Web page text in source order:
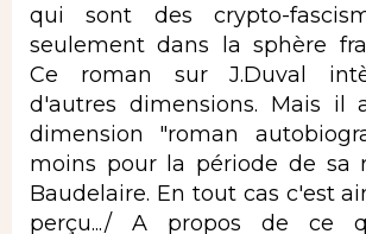
qui sont des crypto-
seulement dans la sphère
Ce roman sur J.Duval
d'autres dimensions. Mais il
dimension "roman
moins pour la période de sa
Baudelaire. En tout cas c'est
perçu.../ A propos de ce